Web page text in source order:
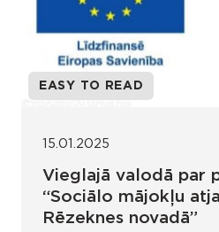
EASY TO READ
15.01.2025
Vieglajā valodā par
“Sociālo mājokļu
Rēzeknes novadā”